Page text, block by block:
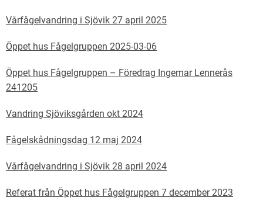
Vårfågelvandring i Sjövik 27 april 2025
Öppet hus Fågelgruppen 2025-03-06
Öppet hus Fågelgruppen – Föredrag Ingemar Lennerås
241205
Vandring Sjöviksgården okt 2024
Fågelskådningsdag 12 maj 2024
Vårfågelvandring i Sjövik 28 april 2024
Referat från Öppet hus Fågelgruppen 7 december 2023